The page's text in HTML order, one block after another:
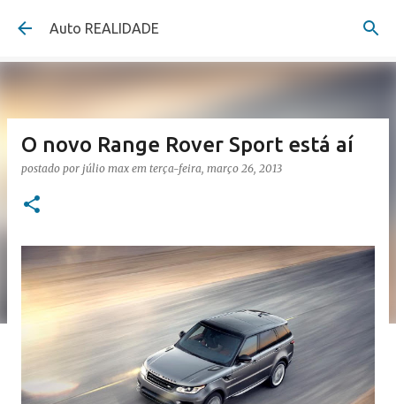
Pular para o conteúdo principal
Auto REALIDADE
O novo Range Rover Sport está aí
postado por júlio max em terça-feira, março 26, 2013